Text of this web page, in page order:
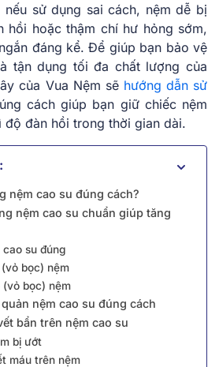
sử dụng sai cách, nệm dễ bị
hồi hoặc thậm chí hư hỏng sớm,
đáng kể. Để giúp bạn bảo vệ
tận dụng tối đa chất lượng của
của Vua Nệm sẽ hướng dẫn sử
cách giúp bạn giữ chiếc nệm
độ đàn hồi trong thời gian dài.
nệm cao su đúng cách?
nệm cao su chuẩn giúp tăng
cao su đúng
bọc) nệm
(vỏ bọc) nệm
nệm cao su đúng cách
bẩn trên nệm cao su
bị ướt
máu trên nệm